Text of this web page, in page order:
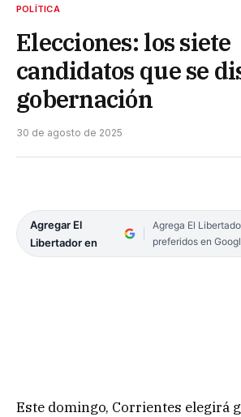
POLÍTICA
Elecciones: los siete
candidatos que se
gobernación
30 de agosto de 2025
Agregar El
Libertador en
Agrega El
preferidos en
Este domingo, Corrientes elegirá